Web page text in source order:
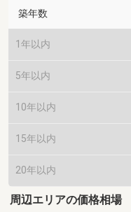
築年数
1年以内
5年以内
10年以内
15年以内
20年以内
周辺エリアの価格相場